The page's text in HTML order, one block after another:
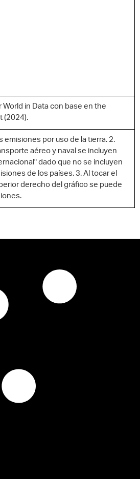
World in Data con base en the
(2024).
emisiones por uso de la tierra. 2.
aéreo y naval se incluyen
dado que no se incluyen
de los países. 3. Al tocar el
derecho del gráfico se puede